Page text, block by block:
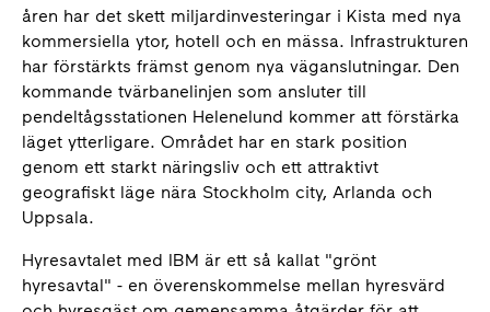
åren har det skett miljardinvesteringar i Kista med nya
kommersiella ytor, hotell och en mässa. Infrastrukturen
har förstärkts främst genom nya väganslutningar. Den
kommande tvärbanelinjen som ansluter till
pendeltågsstationen Helenelund kommer att förstärka
läget ytterligare. Området har en stark position
genom ett starkt näringsliv och ett attraktivt
geografiskt läge nära Stockholm city, Arlanda och
Uppsala.
Hyresavtalet med IBM är ett så kallat "grönt
hyresavtal" - en överenskommelse mellan hyresvärd